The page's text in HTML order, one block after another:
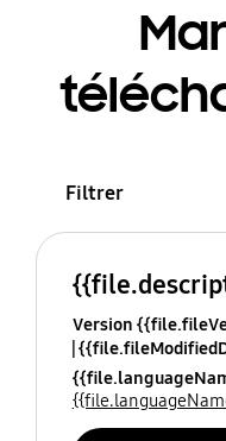
Filtrer
Version